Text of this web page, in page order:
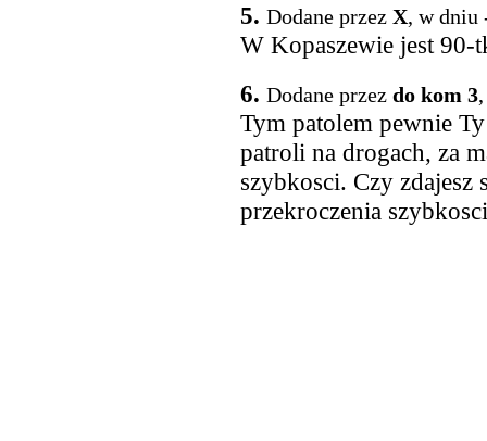
5. Dodane przez X, w dniu
W Kopaszewie jest 90-
6. Dodane przez do kom 3
Tym patolem pewnie
patroli na drogach, za
szybkosci. Czy zdajesz
przekroczenia